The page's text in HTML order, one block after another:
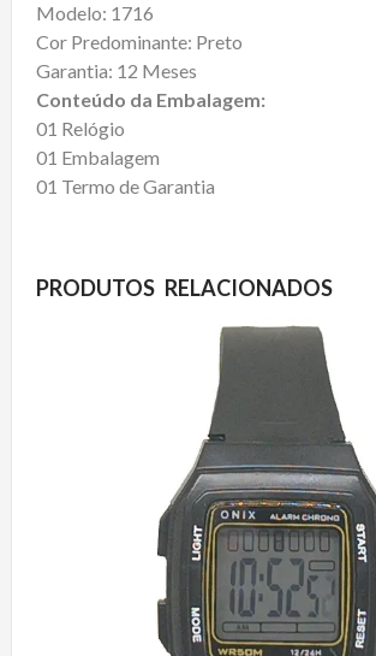
Modelo: 1716
Cor Predominante: Preto
Garantia: 12 Meses
Conteúdo da Embalagem:
01 Relógio
01 Embalagem
01 Termo de Garantia
PRODUTOS RELACIONADOS